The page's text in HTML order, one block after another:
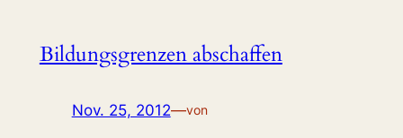
Bildungsgrenzen abschaffen
Nov. 25, 2012—von